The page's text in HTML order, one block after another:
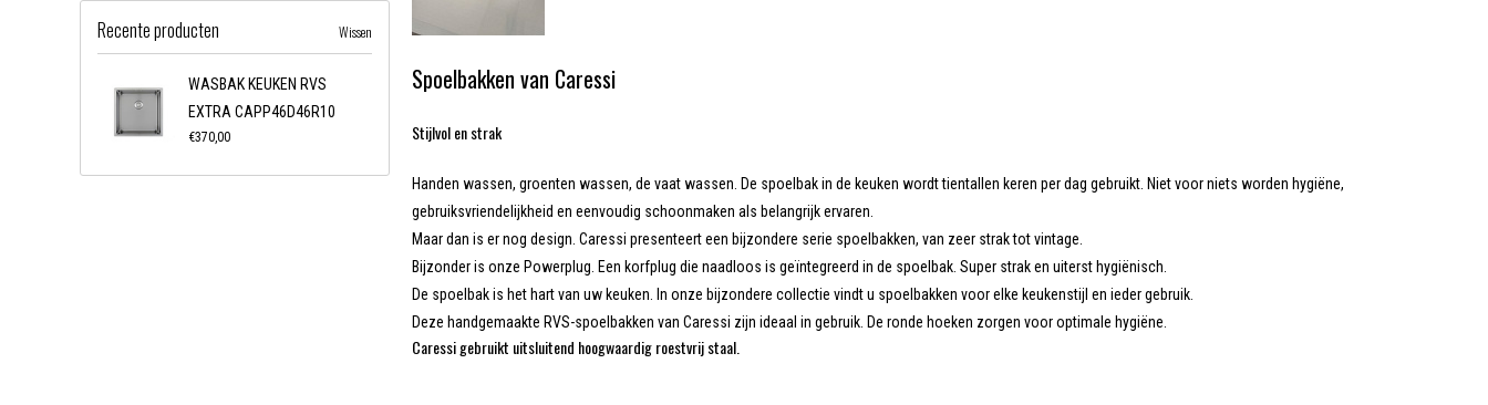
Spoelbakken van Caressi
Stijlvol en strak
Handen wassen, groenten wassen, de vaat wassen. De spoelbak in de keuken wordt tientallen keren per dag gebruikt. Niet voor niets worden hygiëne,
gebruiksvriendelijkheid en eenvoudig schoonmaken als belangrijk ervaren.
Maar dan is er nog design. Caressi presenteert een bijzondere serie spoelbakken, van zeer strak tot vintage.
Bijzonder is onze Powerplug. Een korfplug die naadloos is geïntegreerd in de spoelbak. Super strak en uiterst hygiënisch.
De spoelbak is het hart van uw keuken. In onze bijzondere collectie vindt u spoelbakken voor elke keukenstijl en ieder gebruik.
Deze handgemaakte RVS-spoelbakken van Caressi zijn ideaal in gebruik. De ronde hoeken zorgen voor optimale hygiëne.
Caressi gebruikt uitsluitend hoogwaardig roestvrij staal.
Recente producten Wissen
WASBAK KEUKEN RVS
EXTRA CAPP46D46R10
€370,00